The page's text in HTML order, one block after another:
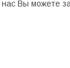
Вы можете